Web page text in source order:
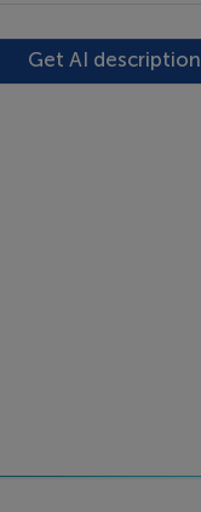
Get AI description